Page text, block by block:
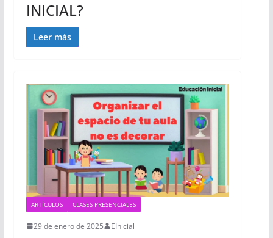
INICIAL?
Leer más
ARTÍCULOS CLASES PRESENCIALES
29 de enero de 2025 EInicial